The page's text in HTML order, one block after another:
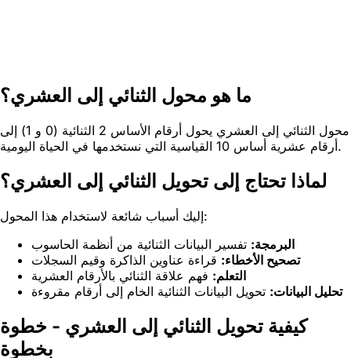
ما هو محول الثنائي إلى العشري؟
محول الثنائي إلى العشري يحول أرقام الأساس 2 الثنائية (0 و 1) إلى
أرقام عشرية أساس 10 القياسية التي نستخدمها في الحياة اليومية.
لماذا تحتاج إلى تحويل الثنائي إلى العشري؟
إليك أسباب شائعة لاستخدام هذا المحول:
البرمجة: تفسير البيانات الثنائية من أنظمة الحاسوب
تصحيح الأخطاء: قراءة عناوين الذاكرة وقيم السجلات
التعلم: فهم علاقة الثنائي بالأرقام العشرية
تحليل البيانات: تحويل البيانات الثنائية الخام إلى أرقام مقروءة
كيفية تحويل الثنائي إلى العشري - خطوة
بخطوة